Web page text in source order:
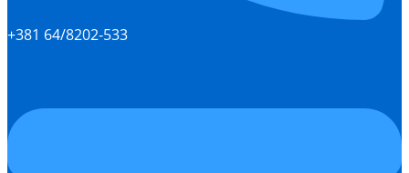
+381 64/8202-533